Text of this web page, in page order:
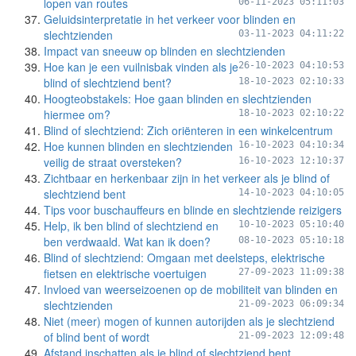
lopen van routes
Geluidsinterpretatie in het verkeer voor blinden en
slechtzienden
03-11-2023 04:11:22
Impact van sneeuw op blinden en slechtzienden
26-10-2023 04:10:53
Hoe kan je een vuilnisbak vinden als je
blind of slechtziend bent?
18-10-2023 02:10:33
Hoogteobstakels: Hoe gaan blinden en slechtzienden
hiermee om?
18-10-2023 02:10:22
Blind of slechtziend: Zich oriënteren in een winkelcentrum
16-10-2023 04:10:34
Hoe kunnen blinden en slechtzienden
veilig de straat oversteken?
16-10-2023 12:10:37
Zichtbaar en herkenbaar zijn in het verkeer als je blind of
slechtziend bent
14-10-2023 04:10:05
Tips voor buschauffeurs en blinde en slechtziende reizigers
10-10-2023 05:10:40
Help, ik ben blind of slechtziend en
ben verdwaald. Wat kan ik doen?
08-10-2023 05:10:18
Blind of slechtziend: Omgaan met deelsteps, elektrische
fietsen en elektrische voertuigen
27-09-2023 11:09:38
Invloed van weerseizoenen op de mobiliteit van blinden en
slechtzienden
21-09-2023 06:09:34
Niet (meer) mogen of kunnen autorijden als je slechtziend
of blind bent of wordt
21-09-2023 12:09:48
Afstand inschatten als je blind of slechtziend bent